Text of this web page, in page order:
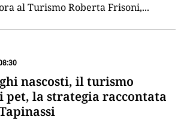
al Turismo Roberta Frisoni,...
nascosti, il turismo
i pet, la strategia raccontata